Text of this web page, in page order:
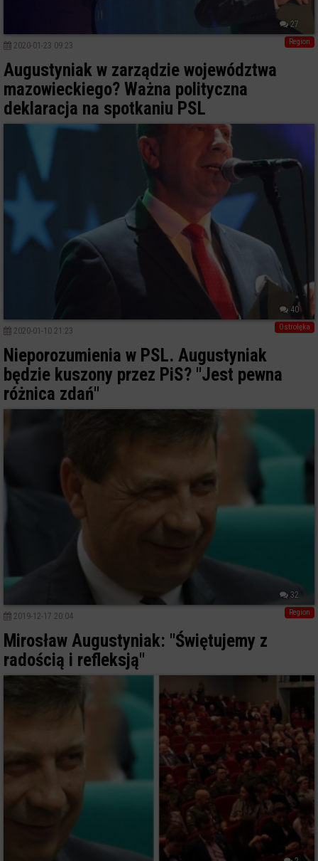
27
Region
2020-01-23 09:23
Augustyniak w zarządzie województwa
mazowieckiego? Ważna polityczna
deklaracja na spotkaniu PSL
40
Ostrołęka
2020-01-10 21:23
Nieporozumienia w PSL. Augustyniak
będzie kuszony przez PiS? "Jest pewna
różnica zdań"
32
Region
2019-12-17 20:04
Mirosław Augustyniak: "Świętujemy z
radością i refleksją"